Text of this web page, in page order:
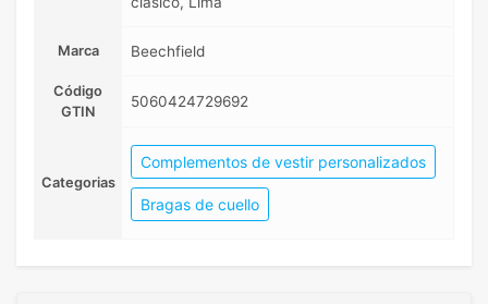
Marca Beechfield
Código
GTIN
5060424729692
Categorias
Complementos de vestir personalizados
Bragas de cuello